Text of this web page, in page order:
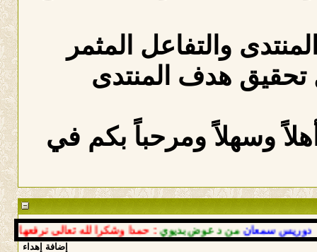
والتفاعل المثمر
هدف المنتدى
وسهلاً ومرحباً بكم في
سمعان من د عوض بديوي : حمدا وشكرا لله تعالى نرفعها
إضافة إهداء